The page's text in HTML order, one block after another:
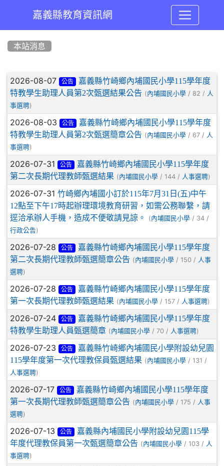
嘉義縣教育資訊網
本站消息
文章列表
2026-08-07 公告
嘉義縣竹崎鄉內埔國民小學115學年度
特教學生助理人員第2次甄選結果公告 (內埔國民小學 / 82 / 人
事選聘)
2026-08-03 公告
嘉義縣竹崎鄉內埔國民小學115學年度
特教學生助理人員第2次甄選簡章公告 (內埔國民小學 / 67 / 人
事選聘)
2026-07-31 公告
嘉義縣竹崎鄉內埔國民小學115學年度
第二次長期代理教師甄選結果 (內埔國民小學 / 144 / 人事選聘)
2026-07-31 竹崎鄉內埔國小訂於115年7月31日(五)中午
12點至下午17時起辦理環境教育研習，如需公務聯繫，請
逕洽承辦人手機，造成不便敬請見諒。
(內埔國民小學 / 34 /
行政公告)
2026-07-28 公告
嘉義縣竹崎鄉內埔國民小學115學年度
第二次長期代理教師甄選簡章公告 (內埔國民小學 / 150 / 人事
選聘)
2026-07-28 公告
嘉義縣竹崎鄉內埔國民小學115學年度
第一次長期代理教師甄選結果 (內埔國民小學 / 157 / 人事選聘)
2026-07-24 公告
嘉義縣竹崎鄉內埔國民小學115學年度
特教學生助理人員甄選簡章 (內埔國民小學 / 70 / 人事選聘)
2026-07-23 公告
嘉義縣竹崎鄉內埔國民小學附設幼兒園
115學年度第一次代理教保員甄選結果 (內埔國民小學 / 131 /
人事選聘)
2026-07-17 公告
嘉義縣竹崎鄉內埔國民小學115學年度
第一次長期代理教師甄選簡章公告 (內埔國民小學 / 175 / 人事
選聘)
2026-07-13 公告
嘉義縣內埔國民小學附設幼兒園115學
年度代理教保員第一次甄選簡章公告 (內埔國民小學 / 103 / 人
事選聘)